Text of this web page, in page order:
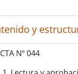
y
Nº 044